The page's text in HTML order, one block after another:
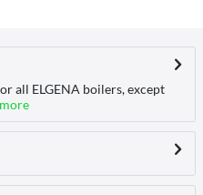
all ELGENA boilers, except
more